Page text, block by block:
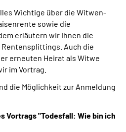
Kundenportal
Wichtige über die Witwen-
sowie die
erläutern wir Ihnen die
Auch die
erneuten Heirat als Witwe
im Vortrag.
die Möglichkeit zur Anmeldung
Vortrags "Todesfall: Wie bin ich